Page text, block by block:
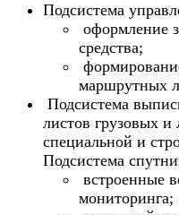
Подсистема
оформление
средства;
маршрутных
Подсистема
листов грузовых и
специальной и
Подсистема
встроенные
мониторинга;